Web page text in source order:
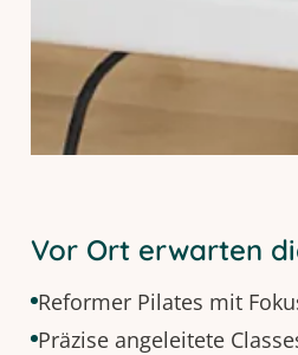
Vor Ort erwarten
Reformer Pilates mit
Präzise angeleitete